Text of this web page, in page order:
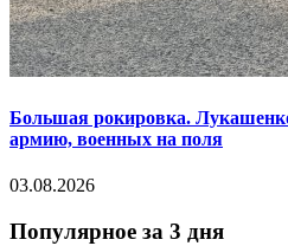
Большая рокировка.
армию, военных на поля
03.08.2026
Популярное за 3 дня